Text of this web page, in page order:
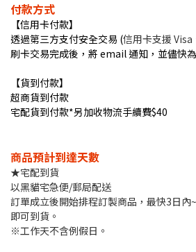
付款方式
【信用卡付款】
透過第三方支付安全交易 (信用卡支援
刷卡交易完成後，將 email 通知，並儘快
【貨到付款】
超商貨到付款
宅配貨到付款*另加收物流手續費$40
商品預計到達天數
★宅配到貨
以黑貓宅急便/郵局配送
訂單成立後開始排程訂製商品，最快3日內
即可到貨。
※工作天不含例假日。